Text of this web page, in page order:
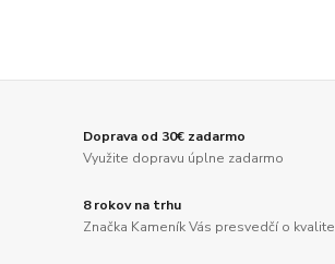
Doprava od 30€ zadarmo
Využite dopravu úplne zadarmo
8 rokov na trhu
Značka Kameník Vás presvedčí o kvalite